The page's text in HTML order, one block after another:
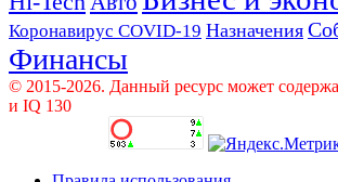
Коронавирус COVID-19 Назначения
Финансы
© 2015-2026. Данный ресурс может
и IQ 130